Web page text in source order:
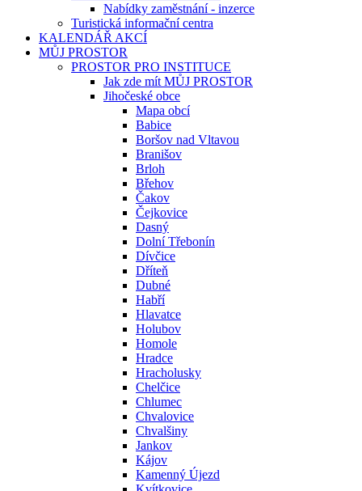
Nabídky zaměstnání - inzerce
Turistická informační centra
KALENDÁŘ AKCÍ
MŮJ PROSTOR
PROSTOR PRO INSTITUCE
Jak zde mít MŮJ PROSTOR
Jihočeské obce
Mapa obcí
Babice
Boršov nad Vltavou
Branišov
Brloh
Břehov
Čakov
Čejkovice
Dasný
Dolní Třebonín
Dívčice
Dříteň
Dubné
Habří
Hlavatce
Holubov
Homole
Hradce
Hracholusky
Chelčice
Chlumec
Chvalovice
Chvalšiny
Jankov
Kájov
Kamenný Újezd